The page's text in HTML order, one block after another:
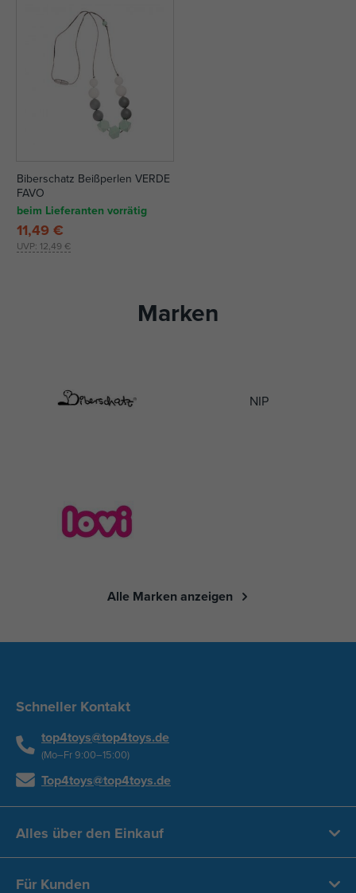
Biberschatz Beißperlen VERDE
FAVO
beim Lieferanten vorrätig
UVP: 12,49 €
11,49 €
Marken
NIP
Alle Marken anzeigen
Schneller Kontakt
top4toys@top4toys.de
(Mo–Fr 9:00–15:00)
Top4toys@top4toys.de
Alles über den Einkauf
Für Kunden